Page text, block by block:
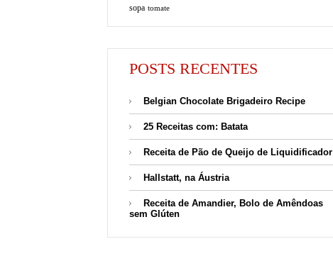
sopa tomate
POSTS RECENTES
Belgian Chocolate Brigadeiro Recipe
25 Receitas com: Batata
Receita de Pão de Queijo de Liquidificador
Hallstatt, na Áustria
Receita de Amandier, Bolo de Amêndoas
sem Glúten